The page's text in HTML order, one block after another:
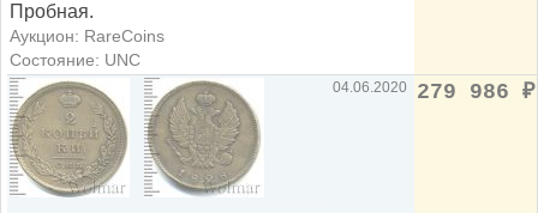
Пробная.
Аукцион: RareCoins
Состояние: UNC
04.06.2020 279 986 ₽